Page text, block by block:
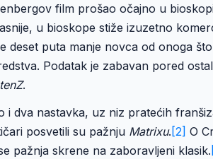
film prošao očajno u
u bioskope stiže izuzetno
deset puta manje novca od onoga
Podatak je zabavan pored
.
i dva nastavka, uz niz pratećih
posvetili su pažnju Matrixu. [2] O
pažnja skrene na zaboravljeni klasik.